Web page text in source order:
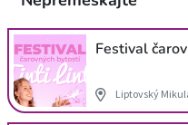
Festival
Liptovský